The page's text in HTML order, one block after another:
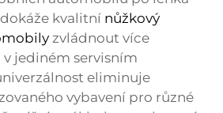
kvalitní nůžkový
zvládnout více
jediném servisním
eliminuje
vybavení pro různé